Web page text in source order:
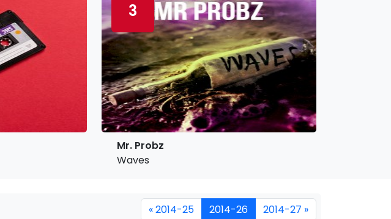
3
Mr. Probz
Waves
« 2014-25 2014-26 2014-27 »